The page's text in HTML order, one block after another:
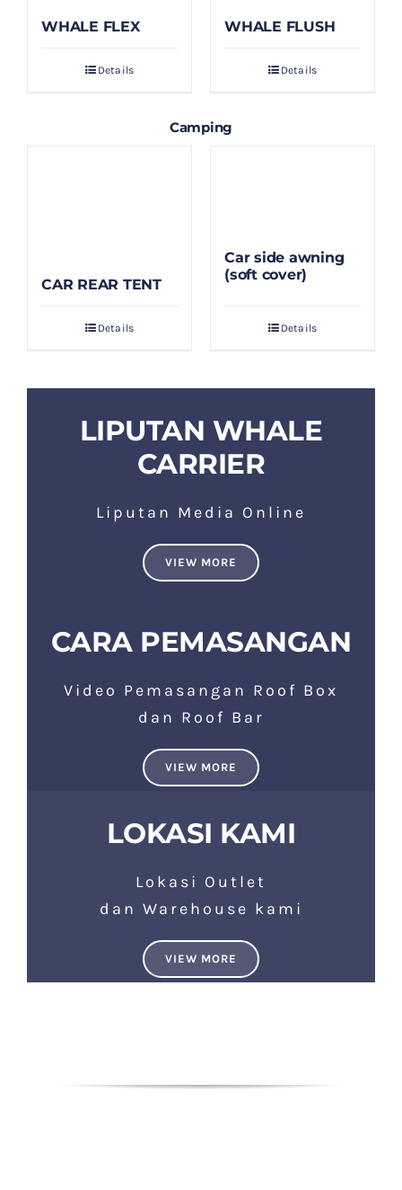
WHALE FLEX
Details
WHALE FLUSH
Details
Camping
CAR REAR TENT
Details
Car side awning
(soft cover)
Details
LIPUTAN WHALE
CARRIER
Liputan Media Online
VIEW MORE
CARA PEMASANGAN
Video Pemasangan Roof Box
dan Roof Bar
VIEW MORE
LOKASI KAMI
Lokasi Outlet
dan Warehouse kami
VIEW MORE